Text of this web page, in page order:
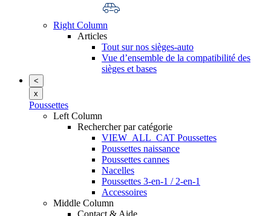
Right Column
Articles
Tout sur nos sièges-auto
Vue d’ensemble de la compatibilité des
sièges et bases
<
x
Poussettes
Left Column
Rechercher par catégorie
VIEW_ALL_CAT Poussettes
Poussettes naissance
Poussettes cannes
Nacelles
Poussettes 3-en-1 / 2-en-1
Accessoires
Middle Column
Contact & Aide